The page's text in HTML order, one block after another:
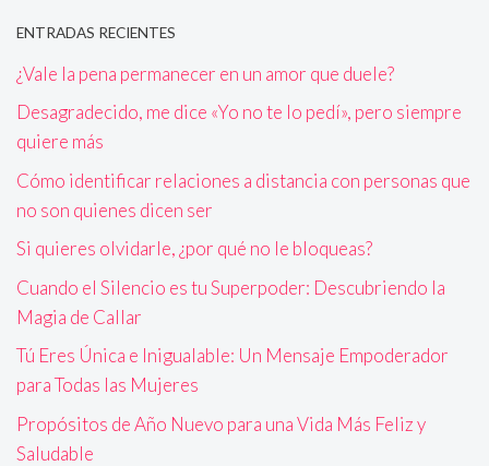
ENTRADAS RECIENTES
¿Vale la pena permanecer en un amor que duele?
Desagradecido, me dice «Yo no te lo pedí», pero siempre
quiere más
Cómo identificar relaciones a distancia con personas que
no son quienes dicen ser
Si quieres olvidarle, ¿por qué no le bloqueas?
Cuando el Silencio es tu Superpoder: Descubriendo la
Magia de Callar
Tú Eres Única e Inigualable: Un Mensaje Empoderador
para Todas las Mujeres
Propósitos de Año Nuevo para una Vida Más Feliz y
Saludable